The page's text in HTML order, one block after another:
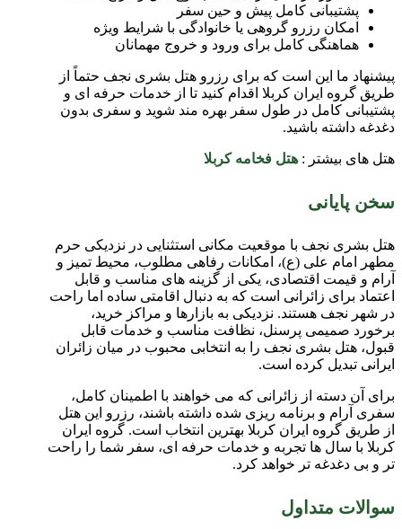
پشتیبانی کامل پیش و حین سفر
امکان رزرو گروهی یا خانوادگی با شرایط ویژه
هماهنگی کامل برای ورود و خروج مهمانان
پیشنهاد ما این است که برای رزرو هتل بشری نجف حتماً از
طریق گروه ایران کربلا اقدام کنید تا از خدمات حرفه ای و
پشتیبانی کامل در طول سفر بهره مند شوید و سفری بدون
دغدغه داشته باشید.
هتل های بیشتر : هتل فخامه کربلا
سخن پایانی
هتل بشری نجف با موقعیت مکانی استثنایی در نزدیکی حرم
مطهر امام علی (ع)، امکانات رفاهی مطلوب، محیط تمیز و
آرام و قیمت اقتصادی، یکی از گزینه های مناسب و قابل
اعتماد برای زائرانی است که به دنبال اقامتی ساده اما راحت
در شهر نجف هستند. نزدیکی به بازارها و مراکز خرید،
برخورد صمیمی پرسنل، نظافت مناسب و خدمات قابل
قبول، هتل بشری نجف را به انتخابی محبوب در میان زائران
ایرانی تبدیل کرده است.
برای آن دسته از زائرانی که می خواهند با اطمینان کامل،
سفری آرام و برنامه ریزی شده داشته باشند، رزرو این هتل
از طریق گروه ایران کربلا بهترین انتخاب است. گروه ایران
کربلا با سال ها تجربه و خدمات حرفه ای، سفر شما را راحت
تر و بی دغدغه تر خواهد کرد.
سوالات متداول